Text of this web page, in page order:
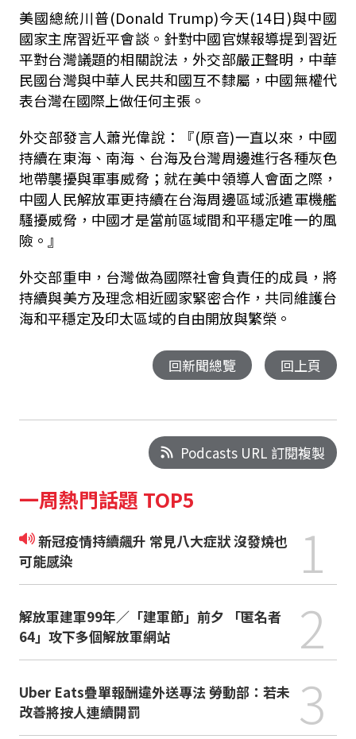
美國總統川普(Donald Trump)今天(14日)與中國
國家主席習近平會談。針對中國官媒報導提到習近
平對台灣議題的相關說法，外交部嚴正聲明，中華
民國台灣與中華人民共和國互不隸屬，中國無權代
表台灣在國際上做任何主張。
外交部發言人蕭光偉說：『(原音)一直以來，中國
持續在東海、南海、台海及台灣周邊進行各種灰色
地帶襲擾與軍事威脅；就在美中領導人會面之際，
中國人民解放軍更持續在台海周邊區域派遣軍機艦
騷擾威脅，中國才是當前區域間和平穩定唯一的風
險。』
外交部重申，台灣做為國際社會負責任的成員，將
持續與美方及理念相近國家緊密合作，共同維護台
海和平穩定及印太區域的自由開放與繁榮。
回新聞總覽 回上頁
Podcasts URL 訂閱複製
一周熱門話題 TOP5
新冠疫情持續飆升 常見八大症狀 沒發燒也
可能感染
1
解放軍建軍99年／「建軍節」前夕 「匿名者
64」攻下多個解放軍網站
2
Uber Eats疊單報酬違外送專法 勞動部：若未
改善將按人連續開罰
3